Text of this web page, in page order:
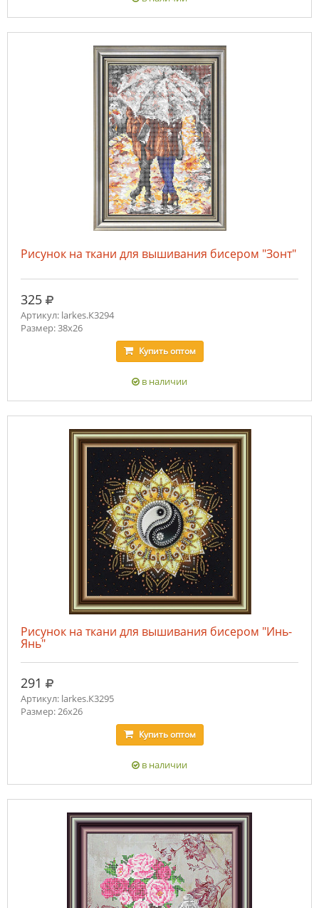
Рисунок на ткани для вышивания бисером "Зонт"
325 руб.
Артикул: larkes.К3294
Размер: 38х26
Купитьоптом
в наличии
Рисунок на ткани для вышивания бисером "Инь-
Янь"
291 руб.
Артикул: larkes.К3295
Размер: 26х26
Купитьоптом
в наличии